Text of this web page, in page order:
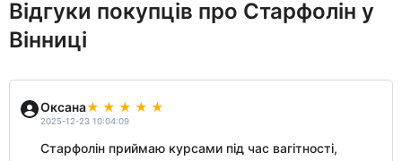
Відгуки покупців про Старфолін у
Вінниці
Оксана
2025-12-23 10:04:09
Старфолін приймаю курсами під час вагітності,